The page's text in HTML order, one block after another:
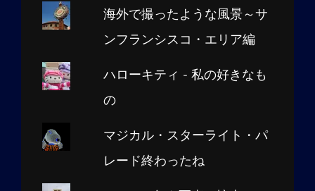
海外で撮ったような風景～サ
ンフランシスコ・エリア編
ハローキティ - 私の好きなも
の
マジカル・スターライト・パ
レード終わったね